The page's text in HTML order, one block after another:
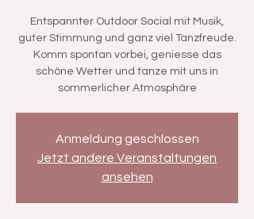
Entspannter Outdoor Social mit Musik,
guter Stimmung und ganz viel Tanzfreude.
Komm spontan vorbei, geniesse das
schöne Wetter und tanze mit uns in
sommerlicher Atmosphäre
Anmeldung geschlossen
Jetzt andere Veranstaltungen
ansehen